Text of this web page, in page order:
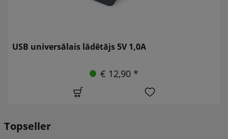
USB universālais lādētājs 5V 1,0A
€ 12,90 *
Topseller